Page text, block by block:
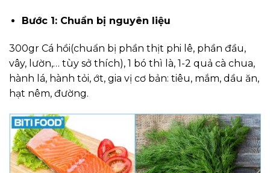
Bước 1: Chuẩn bị nguyên liệu
300gr Cá hồi(chuẩn bị phần thịt phi lê, phần đầu,
vây, lườn,… tùy sở thích), 1 bó thì là, 1-2 quả cà chua,
hành lá, hành tỏi, ớt, gia vị cơ bản: tiêu, mắm, dầu ăn,
hạt nêm, đường.